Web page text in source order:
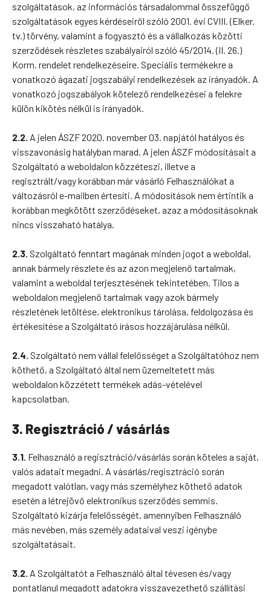
szolgáltatások, az információs társadalommal összefüggő
szolgáltatások egyes kérdéseiről szóló 2001. évi CVIII. (Elker.
tv.) törvény, valamint a fogyasztó és a vállalkozás közötti
szerződések részletes szabályairól szóló 45/2014. (II. 26.)
Korm. rendelet rendelkezéseire. Speciális termékekre a
vonatkozó ágazati jogszabályi rendelkezések az irányadók. A
vonatkozó jogszabályok kötelező rendelkezései a felekre
külön kikötés nélkül is irányadók.
2.2. A jelen ÁSZF 2020. november 03. napjától hatályos és
visszavonásig hatályban marad. A jelen ÁSZF módosításait a
Szolgáltató a weboldalon közzéteszi, illetve a
regisztrált/vagy korábban már vásárló Felhasználókat a
változásról e-mailben értesíti. A módosítások nem értintik a
korábban megkötött szerződéseket, azaz a módosításoknak
nincs visszaható hatálya.
2.3. Szolgáltató fenntart magának minden jogot a weboldal,
annak bármely részlete és az azon megjelenő tartalmak,
valamint a weboldal terjesztésének tekintetében. Tilos a
weboldalon megjelenő tartalmak vagy azok bármely
részletének letöltése, elektronikus tárolása, feldolgozása és
értékesítése a Szolgáltató írásos hozzájárulása nélkül.
2.4. Szolgáltató nem vállal felelősséget a Szolgáltatóhoz nem
köthető, a Szolgáltató által nem üzemeltetett más
weboldalon közzétett termékek adás-vételével
kapcsolatban.
3. Regisztráció / vásárlás
3.1. Felhasználó a regisztráció/vásárlás során köteles a saját,
valós adatait megadni. A vásárlás/regisztráció során
megadott valótlan, vagy más személyhez köthető adatok
esetén a létrejövő elektronikus szerződés semmis.
Szolgáltató kizárja felelősségét, amennyiben Felhasználó
más nevében, más személy adataival veszi igénybe
szolgáltatásait.
3.2. A Szolgáltatót a Felhasználó által tévesen és/vagy
pontatlanul megadott adatokra visszavezethető szállítási